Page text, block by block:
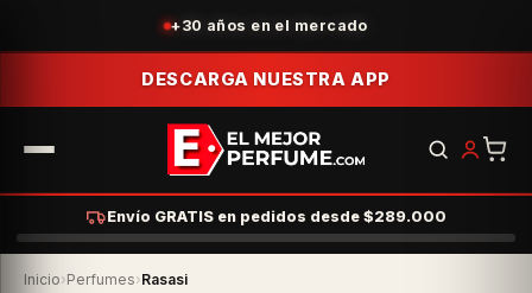
+30 años en el mercado
DESCARGA NUESTRA APP
Envío GRATIS en pedidos desde $289.000
Inicio›Perfumes›Rasasi